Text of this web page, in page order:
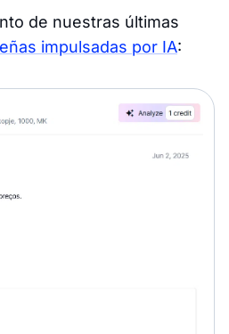
de nuestras últimas
impulsadas por IA: